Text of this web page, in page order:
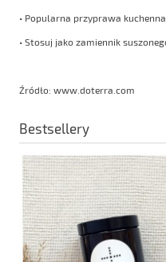
• Popularna przyprawa
• Stosuj jako zamiennik
Źródło: www.doterra.com
Bestsellery